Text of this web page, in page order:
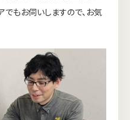
でもお伺いしますので、お気